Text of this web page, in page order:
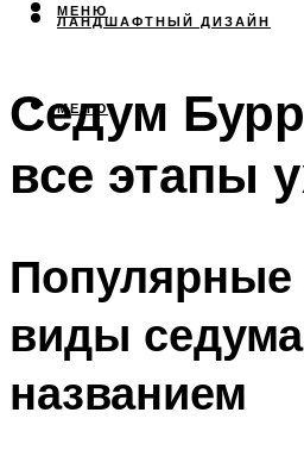
ЛАНДШАФТНЫЙ ДИЗАЙН
МЕНЮ
МЕНЮ
Седум
все этапы
Популярные
виды
названием